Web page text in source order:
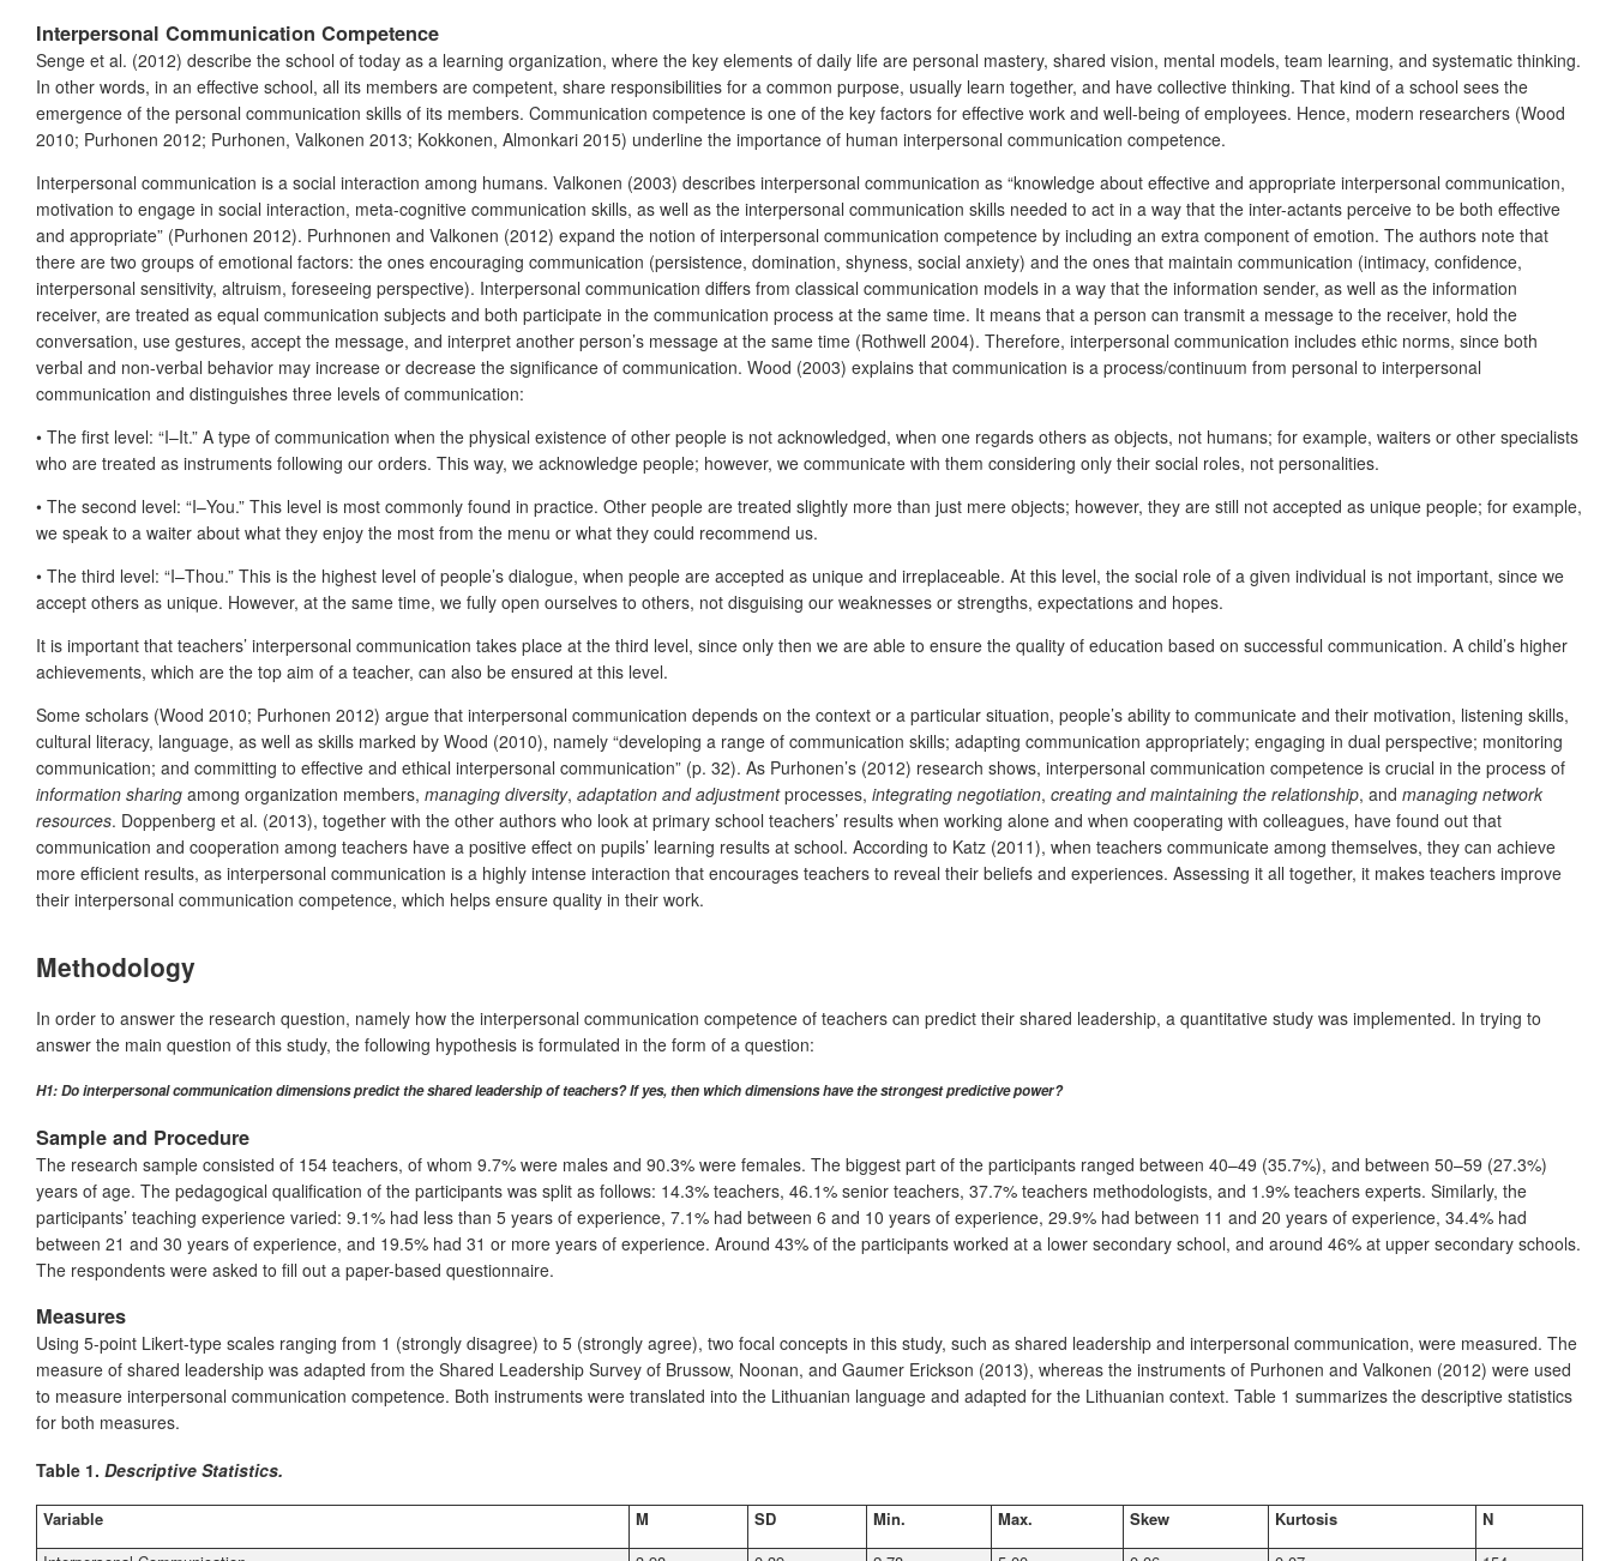
Interpersonal Communication Competence
Senge et al. (2012) describe the school of today as a learning organization, where the key elements of daily life are personal mastery, shared vision, mental models, team learning, and systematic thinking.
In other words, in an effective school, all its members are competent, share responsibilities for a common purpose, usually learn together, and have collective thinking. That kind of a school sees the
emergence of the personal communication skills of its members. Communication competence is one of the key factors for effective work and well-being of employees. Hence, modern researchers (Wood
2010; Purhonen 2012; Purhonen, Valkonen 2013; Kokkonen, Almonkari 2015) underline the importance of human interpersonal communication competence.
Interpersonal communication is a social interaction among humans. Valkonen (2003) describes interpersonal communication as “knowledge about effective and appropriate interpersonal communication,
motivation to engage in social interaction, meta-cognitive communication skills, as well as the interpersonal communication skills needed to act in a way that the inter-actants perceive to be both effective
and appropriate” (Purhonen 2012). Purhnonen and Valkonen (2012) expand the notion of interpersonal communication competence by including an extra component of emotion. The authors note that
there are two groups of emotional factors: the ones encouraging communication (persistence, domination, shyness, social anxiety) and the ones that maintain communication (intimacy, confidence,
interpersonal sensitivity, altruism, foreseeing perspective). Interpersonal communication differs from classical communication models in a way that the information sender, as well as the information
receiver, are treated as equal communication subjects and both participate in the communication process at the same time. It means that a person can transmit a message to the receiver, hold the
conversation, use gestures, accept the message, and interpret another person’s message at the same time (Rothwell 2004). Therefore, interpersonal communication includes ethic norms, since both
verbal and non-verbal behavior may increase or decrease the significance of communication. Wood (2003) explains that communication is a process/continuum from personal to interpersonal
communication and distinguishes three levels of communication:
• The first level: “I–It.” A type of communication when the physical existence of other people is not acknowledged, when one regards others as objects, not humans; for example, waiters or other specialists
who are treated as instruments following our orders. This way, we acknowledge people; however, we communicate with them considering only their social roles, not personalities.
• The second level: “I–You.” This level is most commonly found in practice. Other people are treated slightly more than just mere objects; however, they are still not accepted as unique people; for example,
we speak to a waiter about what they enjoy the most from the menu or what they could recommend us.
• The third level: “I–Thou.” This is the highest level of people’s dialogue, when people are accepted as unique and irreplaceable. At this level, the social role of a given individual is not important, since we
accept others as unique. However, at the same time, we fully open ourselves to others, not disguising our weaknesses or strengths, expectations and hopes.
It is important that teachers’ interpersonal communication takes place at the third level, since only then we are able to ensure the quality of education based on successful communication. A child’s higher
achievements, which are the top aim of a teacher, can also be ensured at this level.
Some scholars (Wood 2010; Purhonen 2012) argue that interpersonal communication depends on the context or a particular situation, people’s ability to communicate and their motivation, listening skills,
cultural literacy, language, as well as skills marked by Wood (2010), namely “developing a range of communication skills; adapting communication appropriately; engaging in dual perspective; monitoring
communication; and committing to effective and ethical interpersonal communication” (p. 32). As Purhonen’s (2012) research shows, interpersonal communication competence is crucial in the process of
information sharing among organization members, managing diversity, adaptation and adjustmentprocesses, integrating negotiation, creating and maintaining the relationship, and managing network
resources. Doppenberg et al. (2013), together with the other authors who look at primary school teachers’ results when working alone and when cooperating with colleagues, have found out that
communication and cooperation among teachers have a positive effect on pupils’ learning results at school. According to Katz (2011), when teachers communicate among themselves, they can achieve
more efficient results, as interpersonal communication is a highly intense interaction that encourages teachers to reveal their beliefs and experiences. Assessing it all together, it makes teachers improve
their interpersonal communication competence, which helps ensure quality in their work.
Methodology
In order to answer the research question, namely how the interpersonal communication competence of teachers can predict their shared leadership, a quantitative study was implemented. In trying to
answer the main question of this study, the following hypothesis is formulated in the form of a question:
H1: Do interpersonal communication dimensions predict the shared leadership of teachers? If yes, then which dimensions have the strongest predictive power?
Sample and Procedure
The research sample consisted of 154 teachers, of whom 9.7% were males and 90.3% were females. The biggest part of the participants ranged between 40–49 (35.7%), and between 50–59 (27.3%)
years of age. The pedagogical qualification of the participants was split as follows: 14.3% teachers, 46.1% senior teachers, 37.7% teachers methodologists, and 1.9% teachers experts. Similarly, the
participants’ teaching experience varied: 9.1% had less than 5 years of experience, 7.1% had between 6 and 10 years of experience, 29.9% had between 11 and 20 years of experience, 34.4% had
between 21 and 30 years of experience, and 19.5% had 31 or more years of experience. Around 43% of the participants worked at a lower secondary school, and around 46% at upper secondary schools.
The respondents were asked to fill out a paper-based questionnaire.
Measures
Using 5-point Likert-type scales ranging from 1 (strongly disagree) to 5 (strongly agree), two focal concepts in this study, such as shared leadership and interpersonal communication, were measured. The
measure of shared leadership was adapted from the Shared Leadership Survey of Brussow, Noonan, and Gaumer Erickson (2013), whereas the instruments of Purhonen and Valkonen (2012) were used
to measure interpersonal communication competence. Both instruments were translated into the Lithuanian language and adapted for the Lithuanian context. Table 1 summarizes the descriptive statistics
for both measures.
Table 1. Descriptive Statistics.
Variable M SD Min. Max. Skew Kurtosis
N